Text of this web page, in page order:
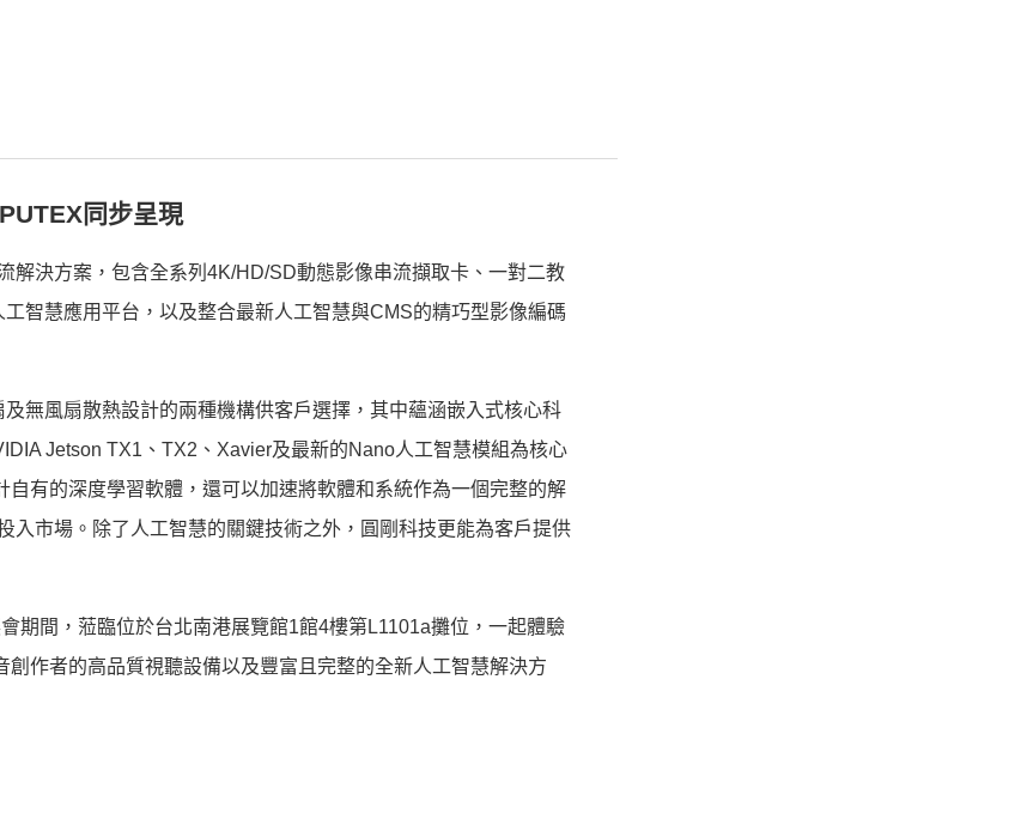
同步呈現
解決方案，包含全系列4K/HD/SD動態影像串流擷取卡、一對二教
智慧應用平台，以及整合最新人工智慧與CMS的精巧型影像編碼
無風扇散熱設計的兩種機構供客戶選擇，其中蘊涵嵌入式核心科
Jetson TX1、TX2、Xavier及最新的Nano人工智慧模組為核心
有的深度學習軟體，還可以加速將軟體和系統作為一個完整的解
入市場。除了人工智慧的關鍵技術之外，圓剛科技更能為客戶提供
期間，蒞臨位於台北南港展覽館1館4樓第L1101a攤位，一起體驗
作者的高品質視聽設備以及豐富且完整的全新人工智慧解決方